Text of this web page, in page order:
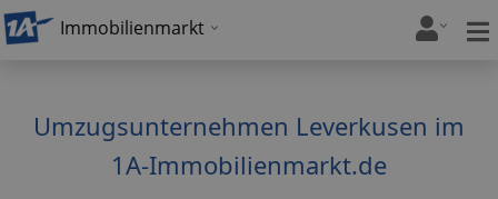
Immobilienmarkt
Umzugsunternehmen Leverkusen im
1A-Immobilienmarkt.de